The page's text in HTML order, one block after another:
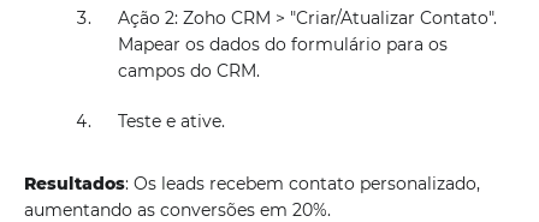
Ação 2: Zoho CRM > "Criar/Atualizar Contato".
Mapear os dados do formulário para os
campos do CRM.
Teste e ative.
Resultados: Os leads recebem contato personalizado,
aumentando as conversões em 20%.